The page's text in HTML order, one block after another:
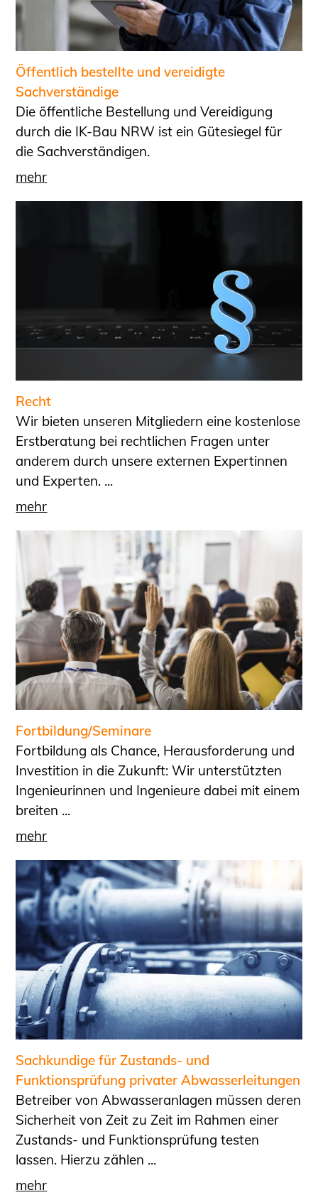
Öffentlich bestellte und vereidigte
Sachverständige
Die öffentliche Bestellung und Vereidigung
durch die IK-Bau NRW ist ein Gütesiegel für
die Sachverständigen.
mehr
Recht
Wir bieten unseren Mitgliedern eine kostenlose
Erstberatung bei rechtlichen Fragen unter
anderem durch unsere externen Expertinnen
und Experten. ...
mehr
Fortbildung/Seminare
Fortbildung als Chance, Herausforderung und
Investition in die Zukunft: Wir unterstützten
Ingenieurinnen und Ingenieure dabei mit einem
breiten ...
mehr
Sachkundige für Zustands- und
Funktionsprüfung privater Abwasserleitungen
Betreiber von Abwasseranlagen müssen deren
Sicherheit von Zeit zu Zeit im Rahmen einer
Zustands- und Funktionsprüfung testen
lassen. Hierzu zählen ...
mehr